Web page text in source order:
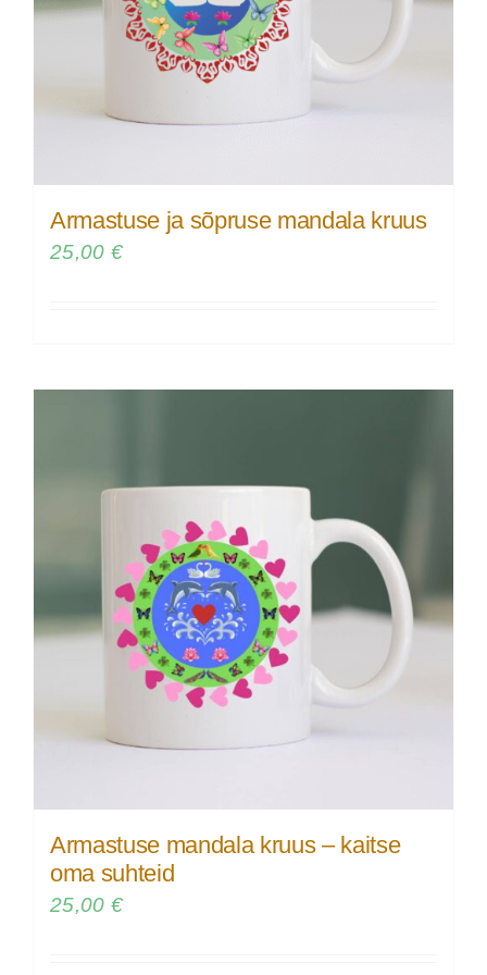
Armastuse ja sõpruse mandala kruus
25,00 €
Armastuse mandala kruus – kaitse
oma suhteid
25,00 €